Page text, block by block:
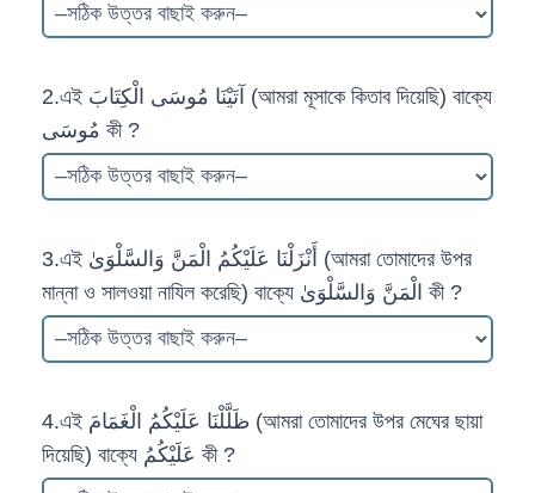
2.এই آتَيْنَا مُوسَى الْكِتَابَ (আমরা মূসাকে কিতাব দিয়েছি) বাক্যে
مُوسَى কী ?
3.এই أَنْزَلْنَا عَلَيْكُمُ الْمَنَّ وَالسَّلْوَىٰ (আমরা তোমাদের উপর
মান্না ও সালওয়া নাযিল করেছি) বাক্যে الْمَنَّ وَالسَّلْوَىٰ কী ?
4.এই ظَلَّلْنَا عَلَيْكُمُ الْغَمَامَ (আমরা তোমাদের উপর মেঘের ছায়া
দিয়েছি) বাক্যে عَلَيْكُمُ কী ?